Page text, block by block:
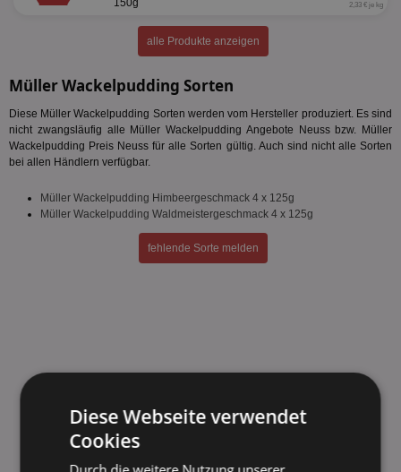
150g 2,33 € je kg
alle Produkte anzeigen
Müller Wackelpudding Sorten
Diese Müller Wackelpudding Sorten werden vom Hersteller produziert. Es sind
nicht zwangsläufig alle Müller Wackelpudding Angebote Neuss bzw. Müller
Wackelpudding Preis Neuss für alle Sorten gültig. Auch sind nicht alle Sorten
bei allen Händlern verfügbar.
Müller Wackelpudding Himbeergeschmack 4 x 125g
Müller Wackelpudding Waldmeistergeschmack 4 x 125g
fehlende Sorte melden
Diese Webseite verwendet
Cookies